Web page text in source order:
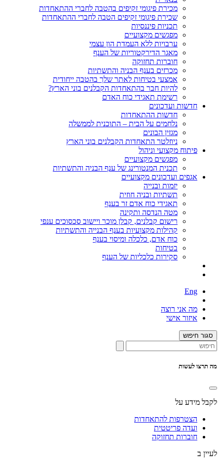
מכירת פיגומי זקיפים בהטבה לחברי ההתאחדות
שכירת פיגומי זקיפים הטבה לחברי ההתאחדות
תכניות פיננסיות
מפגשים מקצועיים
ערבויות ללא העמדת הון עצמי
מאגר הדירקטוריות של הענף
חוברות תחזוקה
מכרזים בענף הבניה והתשתיות
אמצעי בטיחות לאתר שלך בהטבה ייחודית
להיות חבר בהתאחדות הקבלנים בוני הארץ?
רשימת תאגידי כוח האדם
חדשות ועדכונים
חדשות ההתאחדות
נלחמים על הבית – התוכנית לממשלה
מגזין הבונים
ניוזלטר התאחדות הקבלנים בוני הארץ
פיתוח מקצועי וניהול
מפגשים מקצועיים
תכנית המנטורינג של ענף הבניה והתשתיות
אגפים ועדכונים מקצועיים
יזמות ובנייה
תשתיות ובניה חוזית
תאגידי כוח אדם זר בענף
מטה הנדסה ותקינה
רישום קבלנים, קבלן מוכר ויישוב סכסוכים ענפי
קהילות מקצועיות בענף הבנייה והתשתיות
כוח אדם, כלכלה ומיסוי בענף
בטיחות
סקירות כלכליות של הענף
Eng
מה אני רוצה
איזור אישי
סגור חיפוש
מה תרצו לעשות
לקבל מידע על
הצטרפות להתאחדות
ועדה פריטטית
חוברות תחזוקה
לעיין ב